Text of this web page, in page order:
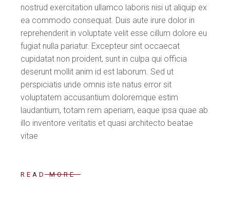
nostrud exercitation ullamco laboris nisi ut aliquip ex
ea commodo consequat. Duis aute irure dolor in
reprehenderit in voluptate velit esse cillum dolore eu
fugiat nulla pariatur. Excepteur sint occaecat
cupidatat non proident, sunt in culpa qui officia
deserunt mollit anim id est laborum. Sed ut
perspiciatis unde omnis iste natus error sit
voluptatem accusantium doloremque estim
laudantium, totam rem aperiam, eaque ipsa quae ab
illo inventore veritatis et quasi architecto beatae
vitae
READ MORE